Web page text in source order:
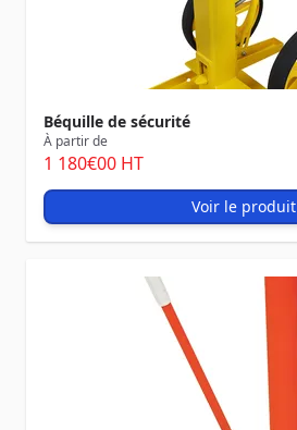
Béquille de sécurité
À partir de
1 180€00 HT
Voir le produit